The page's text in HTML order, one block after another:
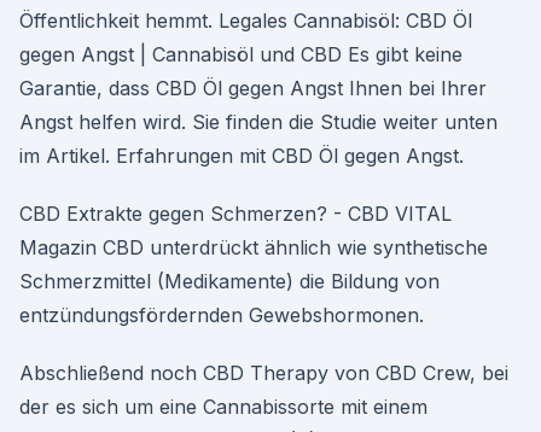
Öffentlichkeit hemmt. Legales Cannabisöl: CBD Öl
gegen Angst | Cannabisöl und CBD Es gibt keine
Garantie, dass CBD Öl gegen Angst Ihnen bei Ihrer
Angst helfen wird. Sie finden die Studie weiter unten
im Artikel. Erfahrungen mit CBD Öl gegen Angst.
CBD Extrakte gegen Schmerzen? - CBD VITAL
Magazin CBD unterdrückt ähnlich wie synthetische
Schmerzmittel (Medikamente) die Bildung von
entzündungsfördernden Gewebshormonen.
Abschließend noch CBD Therapy von CBD Crew, bei
der es sich um eine Cannabissorte mit einem